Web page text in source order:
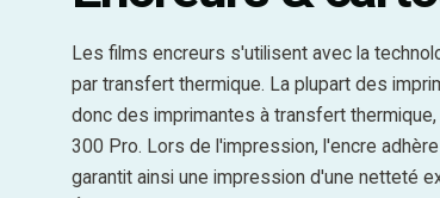
Les films encreurs s'utilisent avec la
par transfert thermique. La plupart des
donc des imprimantes à transfert thermique,
300 Pro. Lors de l'impression, l'encre
garantit ainsi une impression d'une netteté